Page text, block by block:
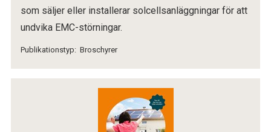
som säljer eller installerar solcellsanläggningar för att
undvika EMC-störningar.
Publikationstyp: Broschyrer